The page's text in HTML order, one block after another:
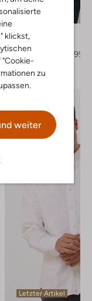
klickst,
"Cookie-
zu
weiter
Letzter Artikel
-30%
Tommy Jeans
Parkas
€ 259,95
€ 181,99
Letzter Artikel